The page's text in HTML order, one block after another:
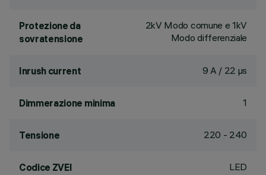
Protezione da
sovratensione
2kV Modo comune e 1kV
Modo differenziale
Inrush current 9 A / 22 µs
Dimmerazione minima 1
Tensione 220 - 240
Codice ZVEI LED